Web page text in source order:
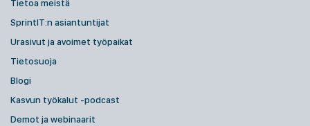
Tietoa meistä
SprintIT:n asiantuntijat
Urasivut ja avoimet työpaikat
Tietosuoja
Blogi
Kasvun työkalut -podcast
Demot ja webinaarit